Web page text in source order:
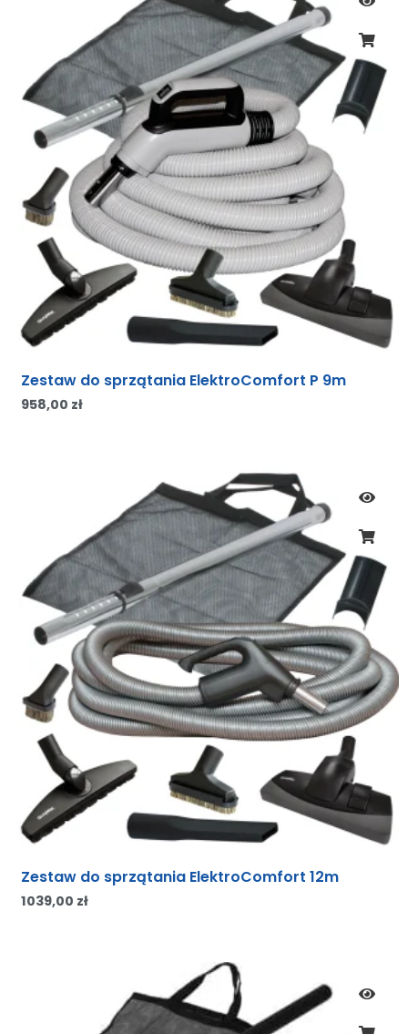
Zestaw do sprzątania ElektroComfort P 9m
958,00 zł
Zestaw do sprzątania ElektroComfort 12m
1039,00 zł